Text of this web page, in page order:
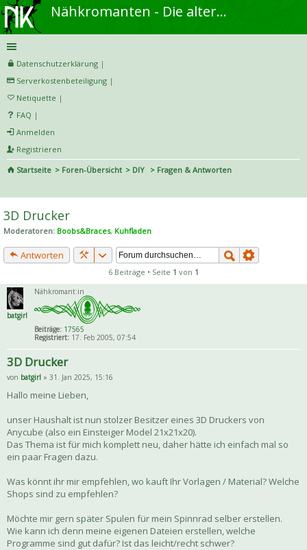
Nähkromanten - Die alternative Näh- und DIY-Community
Datenschutzerklärung |
Serverkostenbeteiligung |
Netiquette |
FAQ |
Anmelden
Registrieren
Startseite
Foren-Übersicht DIY
Fragen & Antworten
he
3D Drucker
Moderatoren: Boobs&Braces, Kuhfladen
Antworten
6 Beiträge • Seite 1 von 1
batgirl
Nähkromant:in
Beiträge: 17565
Registriert: 17. Feb 2005, 07:54
3D Drucker
von batgirl » 31. Jan 2025, 15:16
Hallo meine Lieben,
unser Haushalt ist nun stolzer Besitzer eines 3D Druckers von
Anycube (also ein Einsteiger Model 21x21x20).
Das Thema ist für mich komplett neu, daher hätte ich einfach mal so
ein paar Fragen dazu.
Was könnt ihr mir empfehlen, wo kauft Ihr Vorlagen / Material? Welche
Shops sind zu empfehlen?
Möchte mir gern später Spulen für mein Spinnrad selber erstellen.
Wie kann ich denn meine eigenen Dateien erstellen, welche
Programme sind gut dafür? Ist das leicht/recht schwer?